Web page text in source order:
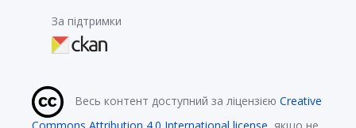
За підтримки
Весь контент доступний за ліцензією Creative